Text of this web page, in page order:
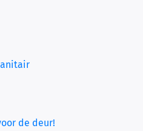
de deur!